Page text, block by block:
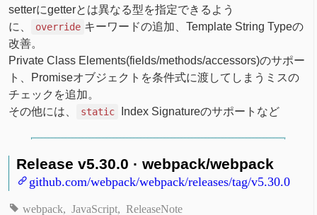
setterにgetterとは異なる型を指定できるよう
に、
override キーワードの追加、Template String Typeの
改善。
Private Class Elements(fields/methods/accessors)のサポー
ト、Promiseオブジェクトを条件式に渡してしまうミスの
チェックを追加。
その他には、
static Index Signatureのサポートなど
Release v5.30.0 · webpack/webpack
github.com/webpack/webpack/releases/tag/v5.30.0
webpack JavaScript ReleaseNote